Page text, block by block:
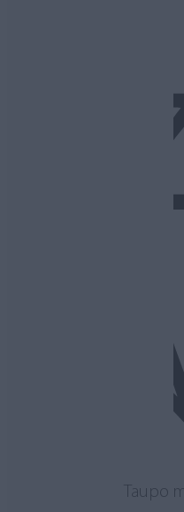
Taupo